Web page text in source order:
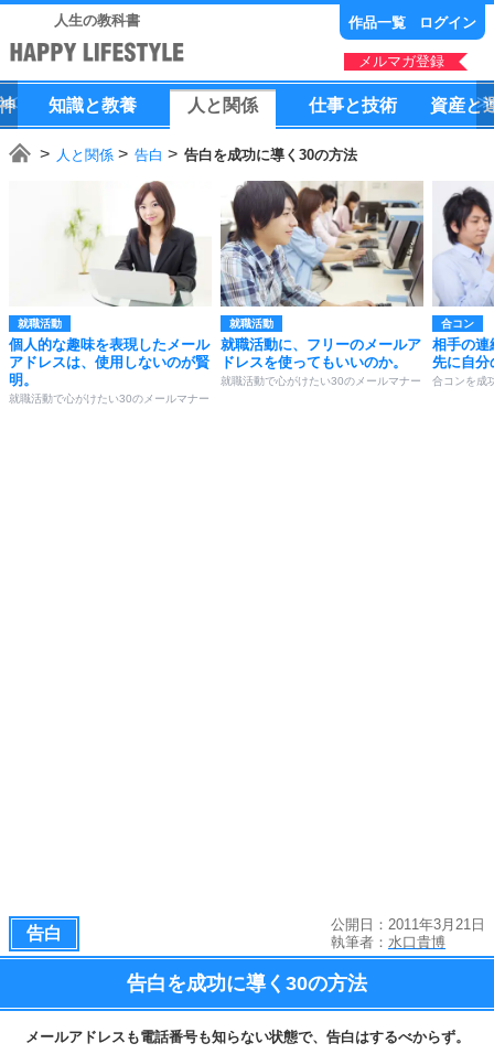
人生の教科書 作品一覧 ログイン
メルマガ登録
知識と教養 人 と 関係 仕事と技術 資産と
人と関係 告白 告白を成功に導く30の方法
就職活動
個人的な趣味を表現したメール
アドレスは、使用しないのが賢
明。
就職活動で心がけたい30のメールマナー
就職活動
就職活動に、フリーのメールア
ドレスを使ってもいいのか。
就職活動で心がけたい30のメールマナー
合コン
相手の連
先に自分
合コンを成
告白
公開日：2011年3月21日
執筆者： 水口貴博
告白を成功に導く 30の方法
メールアドレスも電話番号も知らない状態で、 告白はするべからず。